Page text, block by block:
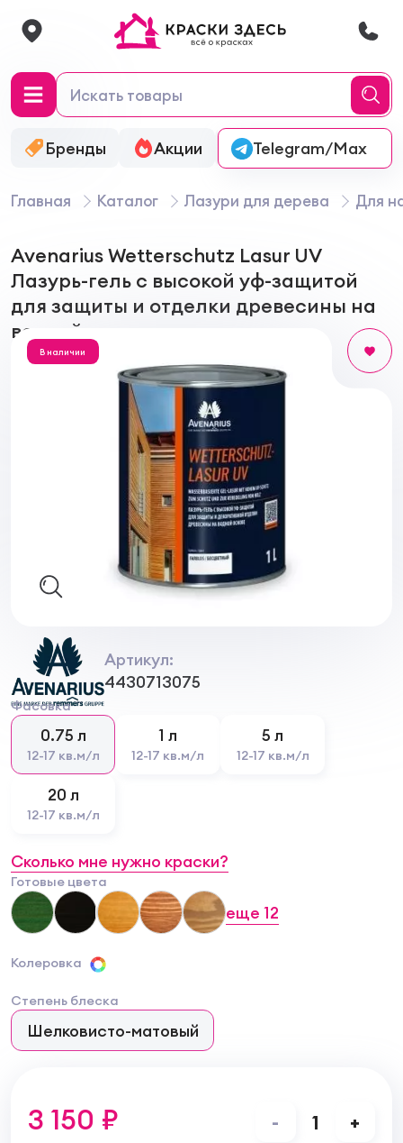
Бренды Акции Онлайн-колеровка
Telegram/Max
Главная Каталог Лазури для дерева Для
Avenarius Wetterschutz Lasur UV
Лазурь-гель с высокой уф-защитой
для защиты и отделки древесины на
водной основе
В наличии
Артикул:
4430713075
Фасовка
0.75 л
12-17 кв.м/л
1 л
12-17 кв.м/л
5 л
12-17 кв.м/л
20 л
12-17 кв.м/л
Сколько мне нужно краски?
Готовые цвета
еще 12
Колеровка
Степень блеска
Шелковисто-матовый
3 150 ₽ - 1 +